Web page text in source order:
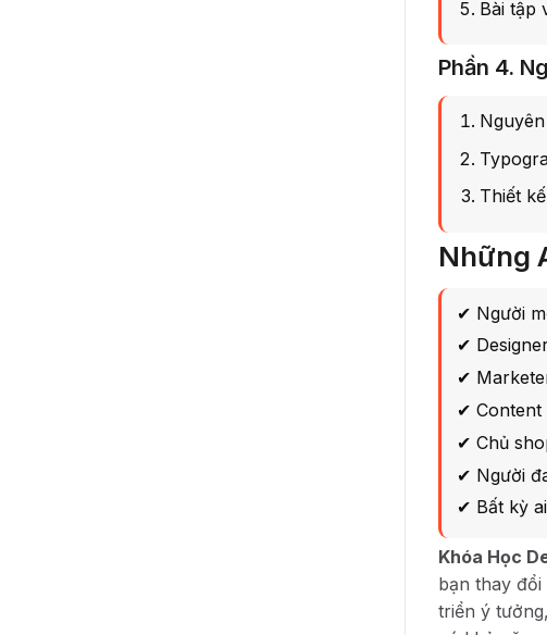
Bài tập
Phần 4.
Thiết
Những
✔ Người
✔
✔
✔ Content
✔ Chủ
✔ Người
✔ Bất kỳ
Khóa Học
bạn thay
triển ý